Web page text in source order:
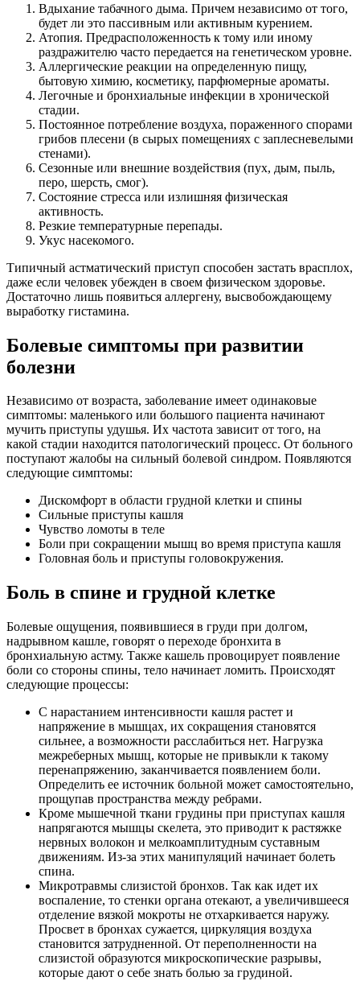
Вдыхание табачного дыма. Причем независимо от того,
будет ли это пассивным или активным курением.
Атопия. Предрасположенность к тому или иному
раздражителю часто передается на генетическом уровне.
Аллергические реакции на определенную пищу,
бытовую химию, косметику, парфюмерные ароматы.
Легочные и бронхиальные инфекции в хронической
стадии.
Постоянное потребление воздуха, пораженного спорами
грибов плесени (в сырых помещениях с заплесневелыми
стенами).
Сезонные или внешние воздействия (пух, дым, пыль,
перо, шерсть, смог).
Состояние стресса или излишняя физическая
активность.
Резкие температурные перепады.
Укус насекомого.
Типичный астматический приступ способен застать врасплох,
даже если человек убежден в своем физическом здоровье.
Достаточно лишь появиться аллергену, высвобождающему
выработку гистамина.
Болевые симптомы при развитии
болезни
Независимо от возраста, заболевание имеет одинаковые
симптомы: маленького или большого пациента начинают
мучить приступы удушья. Их частота зависит от того, на
какой стадии находится патологический процесс. От больного
поступают жалобы на сильный болевой синдром. Появляются
следующие симптомы:
Дискомфорт в области грудной клетки и спины
Сильные приступы кашля
Чувство ломоты в теле
Боли при сокращении мышц во время приступа кашля
Головная боль и приступы головокружения.
Боль в спине и грудной клетке
Болевые ощущения, появившиеся в груди при долгом,
надрывном кашле, говорят о переходе бронхита в
бронхиальную астму. Также кашель провоцирует появление
боли со стороны спины, тело начинает ломить. Происходят
следующие процессы:
С нарастанием интенсивности кашля растет и
напряжение в мышцах, их сокращения становятся
сильнее, а возможности расслабиться нет. Нагрузка
межреберных мышц, которые не привыкли к такому
перенапряжению, заканчивается появлением боли.
Определить ее источник больной может самостоятельно,
прощупав пространства между ребрами.
Кроме мышечной ткани грудины при приступах кашля
напрягаются мышцы скелета, это приводит к растяжке
нервных волокон и мелкоамплитудным суставным
движениям. Из-за этих манипуляций начинает болеть
спина.
Микротравмы слизистой бронхов. Так как идет их
воспаление, то стенки органа отекают, а увеличившееся
отделение вязкой мокроты не отхаркивается наружу.
Просвет в бронхах сужается, циркуляция воздуха
становится затрудненной. От переполненности на
слизистой образуются микроскопические разрывы,
которые дают о себе знать болью за грудиной.